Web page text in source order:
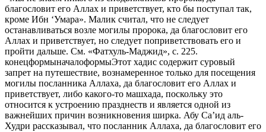
благословит его Аллах и приветствует, кто бы поступал так,
кроме Ибн ‘Умара». Малик считал, что не следует
останавливаться возле могилы пророка, да благословит его
Аллах и приветствует, но следует поприветствовать его и
пройти дальше. См. «Фатхуль-Маджид», с. 225.
конецформыначалоформыЭтот хадис содержит суровый
запрет на путешествие, вознамеренное только для посещения
могилы посланника Аллаха, да благословит его Аллах и
приветствует, либо какого-то машхада, поскольку это
относится к устроению празднеств и является одной из
важнейших причин возникновения ширка. Абу Са’ид аль-
Худри рассказывал, что посланник Аллаха, да благословит его